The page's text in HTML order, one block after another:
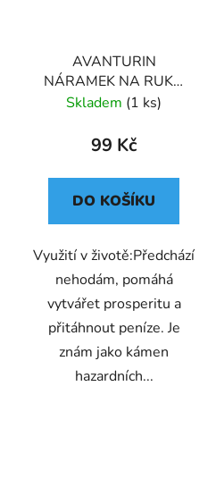
AVANTURIN
NÁRAMEK NA RUKU
KORÁLKOVÝ (UNISEX)
Skladem (1 ks)
99 Kč
DO KOŠÍKU
Využití v životě:Předchází
nehodám, pomáhá
vytvářet prosperitu a
přitáhnout peníze. Je
znám jako kámen
hazardních...